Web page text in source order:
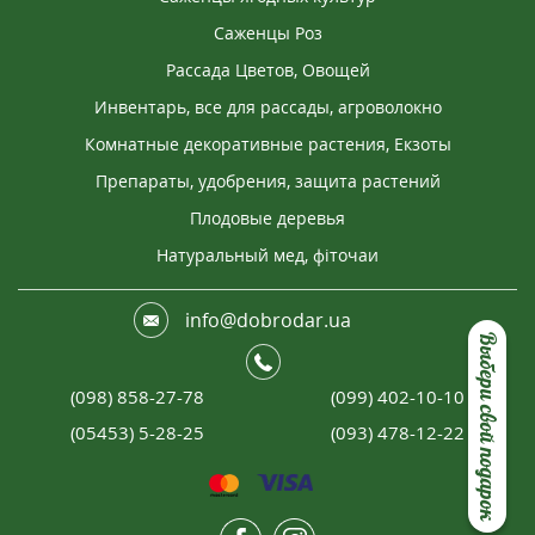
Выбери свой подарок
Саженцы Роз
Рассада Цветов, Овощей
Инвентарь, все для рассады, агроволокно
Комнатные декоративные растения, Екзоты
Препараты, удобрения, защита растений
Плодовые деревья
Натуральный мед, фіточаи
info@dobrodar.ua
(098) 858-27-78
(099) 402-10-10
(05453) 5-28-25
(093) 478-12-22